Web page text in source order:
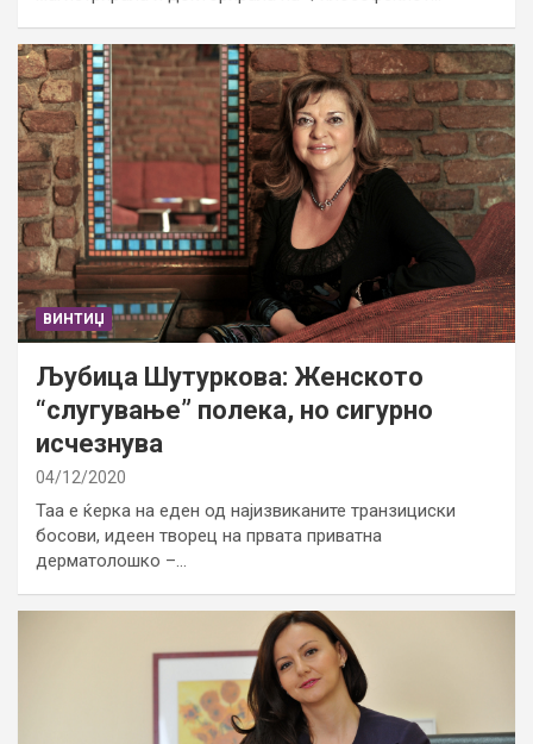
ВИНТИЏ
Љубица Шутуркова: Женското
“слугување” полека, но сигурно
исчезнува
04/12/2020
Таа е ќерка на еден од најизвиканите транзициски
босови, идеен творец на првата приватна
дерматолошко –…